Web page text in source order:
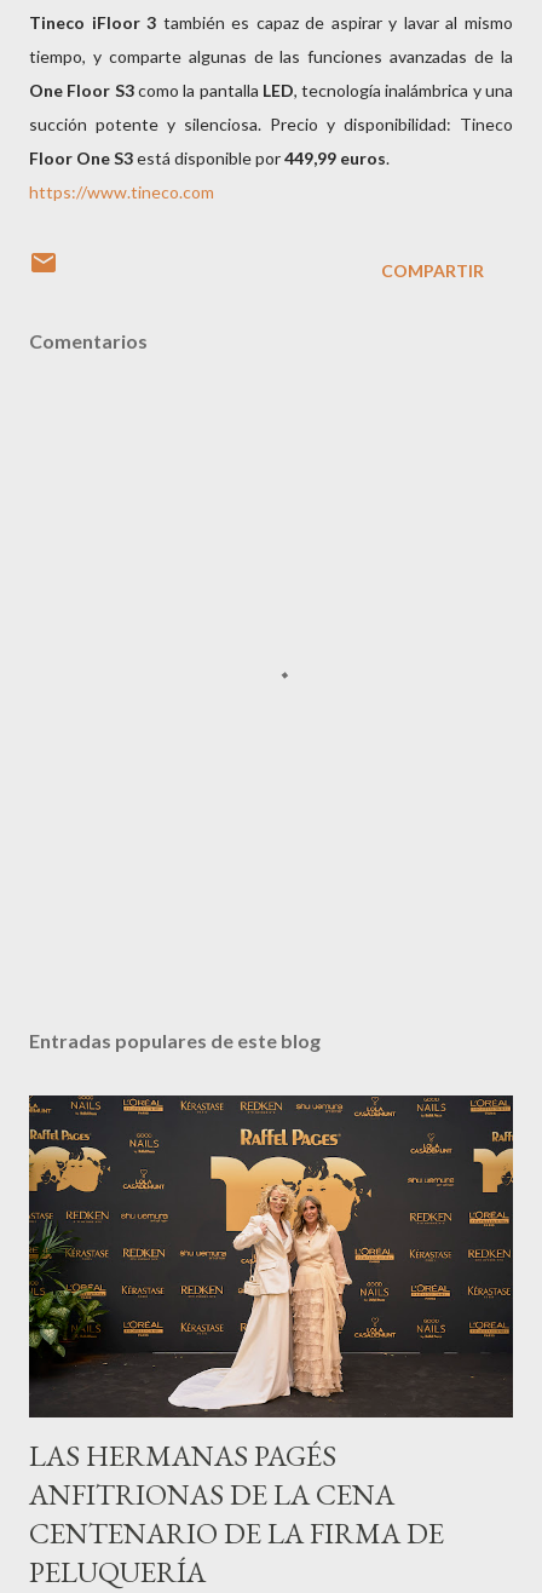
Tineco iFloor 3 también es capaz de aspirar y lavar al mismo
tiempo, y comparte algunas de las funciones avanzadas de la
One Floor S3como la pantalla LED, tecnología inalámbrica y una
succión potente y silenciosa. Precio y disponibilidad: Tineco
Floor One S3está disponible por449,99 euros.
https://www.tineco.com
COMPARTIR
Comentarios
Entradas populares de este blog
LAS HERMANAS PAGÉS
ANFITRIONAS DE LA CENA
CENTENARIO DE LA FIRMA DE
PELUQUERÍA